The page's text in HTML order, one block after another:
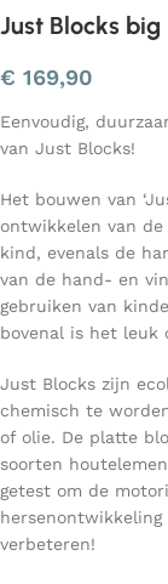
Just Blocks
€ 169,90
Eenvoudig,
van Just Blocks!
Het bouwen van
ontwikkelen van
kind, evenals de
van de hand- en
gebruiken van
bovenal is het leuk
Just Blocks zijn
chemisch te
of olie. De platte
soorten
getest om de
verbeteren!